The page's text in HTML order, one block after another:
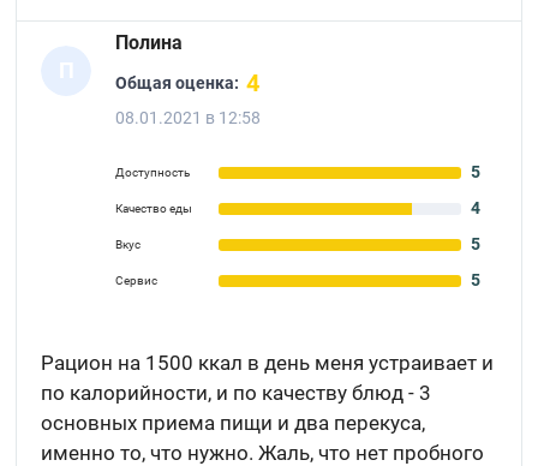
П
Полина
Общая оценка: 4
08.01.2021 в 12:58
Доступность 5
Качество еды 4
Вкус 5
Сервис 5
Рацион на 1500 ккал в день меня устраивает и
по калорийности, и по качеству блюд - 3
основных приема пищи и два перекуса,
именно то, что нужно. Жаль, что нет пробного